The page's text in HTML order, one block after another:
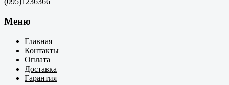
Меню
Главная
Контакты
Оплата
Доставка
Гарантия